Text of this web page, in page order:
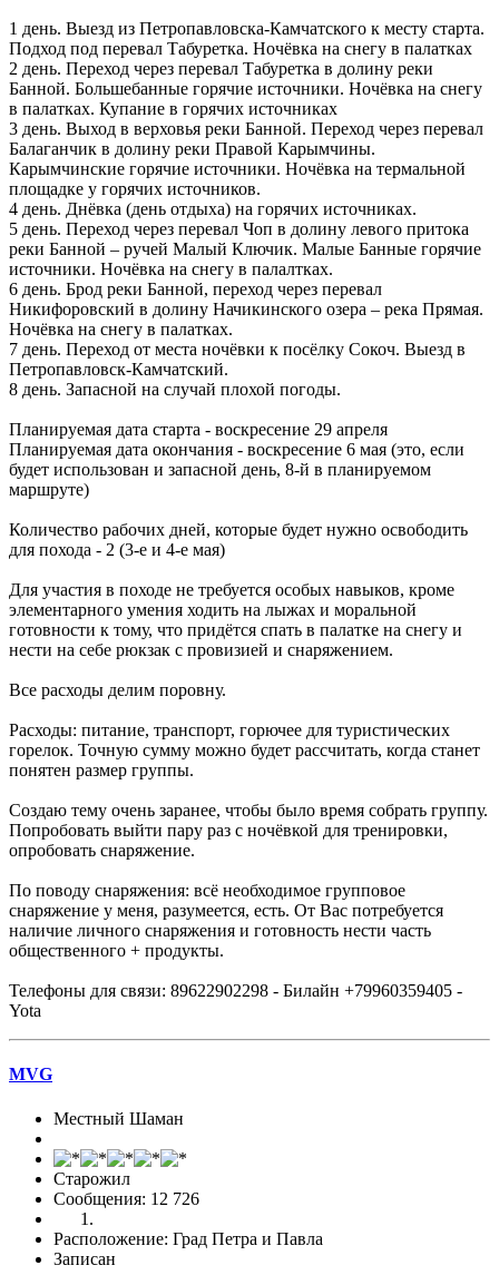
1 день. Выезд из Петропавловска-Камчатского к месту старта.
Подход под перевал Табуретка. Ночёвка на снегу в палатках
2 день. Переход через перевал Табуретка в долину реки
Банной. Большебанные горячие источники. Ночёвка на снегу
в палатках. Купание в горячих источниках
3 день. Выход в верховья реки Банной. Переход через перевал
Балаганчик в долину реки Правой Карымчины.
Карымчинские горячие источники. Ночёвка на термальной
площадке у горячих источников.
4 день. Днёвка (день отдыха) на горячих источниках.
5 день. Переход через перевал Чоп в долину левого притока
реки Банной – ручей Малый Ключик. Малые Банные горячие
источники. Ночёвка на снегу в палалтках.
6 день. Брод реки Банной, переход через перевал
Никифоровский в долину Начикинского озера – река Прямая.
Ночёвка на снегу в палатках.
7 день. Переход от места ночёвки к посёлку Сокоч. Выезд в
Петропавловск-Камчатский.
8 день. Запасной на случай плохой погоды.
Планируемая дата старта - воскресение 29 апреля
Планируемая дата окончания - воскресение 6 мая (это, если
будет использован и запасной день, 8-й в планируемом
маршруте)
Количество рабочих дней, которые будет нужно освободить
для похода - 2 (3-е и 4-е мая)
Для участия в походе не требуется особых навыков, кроме
элементарного умения ходить на лыжах и моральной
готовности к тому, что придётся спать в палатке на снегу и
нести на себе рюкзак с провизией и снаряжением.
Все расходы делим поровну.
Расходы: питание, транспорт, горючее для туристических
горелок. Точную сумму можно будет рассчитать, когда станет
понятен размер группы.
Создаю тему очень заранее, чтобы было время собрать группу.
Попробовать выйти пару раз с ночёвкой для тренировки,
опробовать снаряжение.
По поводу снаряжения: всё необходимое групповое
снаряжение у меня, разумеется, есть. От Вас потребуется
наличие личного снаряжения и готовность нести часть
общественного + продукты.
Телефоны для связи: 89622902298 - Билайн +79960359405 -
Yota
MVG
Местный Шаман
Старожил
Сообщения: 12 726
Расположение: Град Петра и Павла
Записан